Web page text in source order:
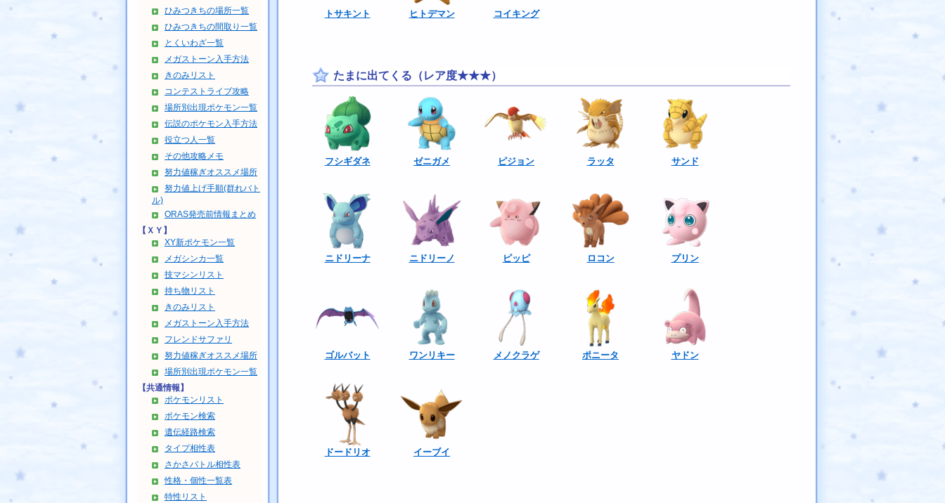
ひみつきちの場所一覧
ひみつきちの間取り一覧
とくいわざ一覧
メガストーン入手方法
きのみリスト
コンテストライブ攻略
場所別出現ポケモン一覧
伝説のポケモン入手方法
役立つ人一覧
その他攻略メモ
努力値稼ぎオススメ場所
努力値上げ手順(群れバト
ル)
ORAS発売前情報まとめ
【ＸＹ】
XY新ポケモン一覧
メガシンカ一覧
技マシンリスト
持ち物リスト
きのみリスト
メガストーン入手方法
フレンドサファリ
努力値稼ぎオススメ場所
場所別出現ポケモン一覧
【共通情報】
ポケモンリスト
ポケモン検索
遺伝経路検索
タイプ相性表
さかさバトル相性表
性格・個性一覧表
特性リスト
トサキント ヒトデマン コイキング
たまに出てくる（レア度★★★）
フシギダネ ゼニガメ ピジョン ラッタ サンド
ニドリーナ ニドリーノ ピッピ ロコン プリン
ゴルバット ワンリキー メノクラゲ ポニータ ヤドン
ドードリオ イーブイ